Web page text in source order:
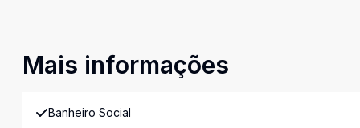
Mais informações
Banheiro Social